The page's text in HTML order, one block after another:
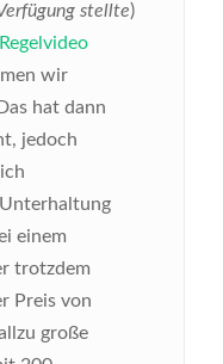
stellte)
Regelvideo
wir
hat dann
jedoch
einem
trotzdem
Preis von
große